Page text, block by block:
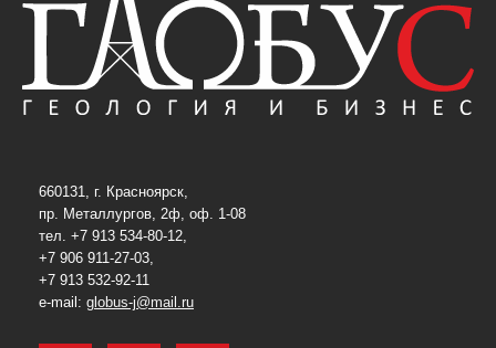
660131, г. Красноярск,
пр. Металлургов, 2ф, оф. 1-08
тел. +7 913 534-80-12,
+7 906 911-27-03,
+7 913 532-92-11
e-mail: globus-j@mail.ru